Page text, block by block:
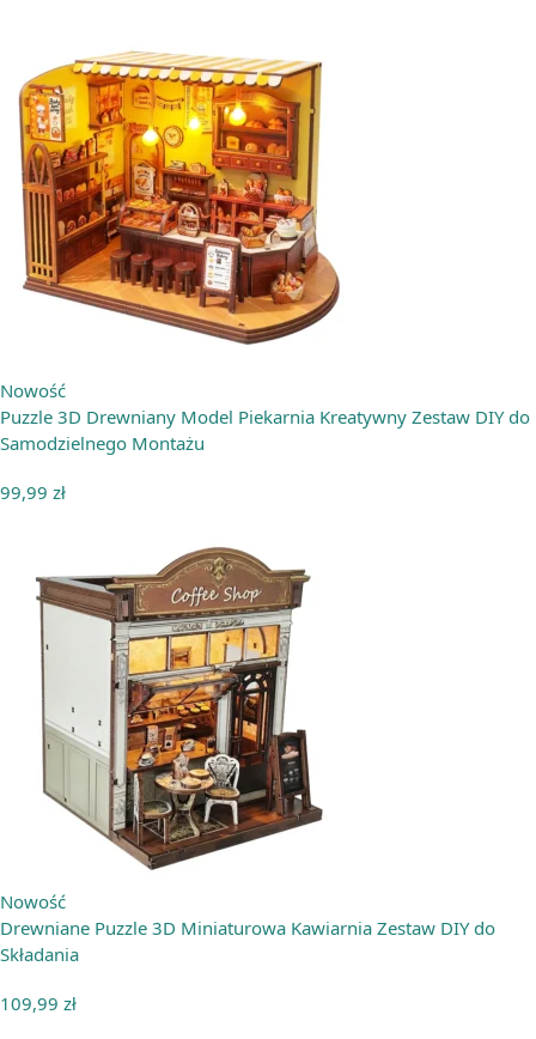
Nowość
Puzzle 3D Drewniany Model Piekarnia Kreatywny Zestaw DIY do
Samodzielnego Montażu
99,99 zł
Nowość
Drewniane Puzzle 3D Miniaturowa Kawiarnia Zestaw DIY do
Składania
109,99 zł